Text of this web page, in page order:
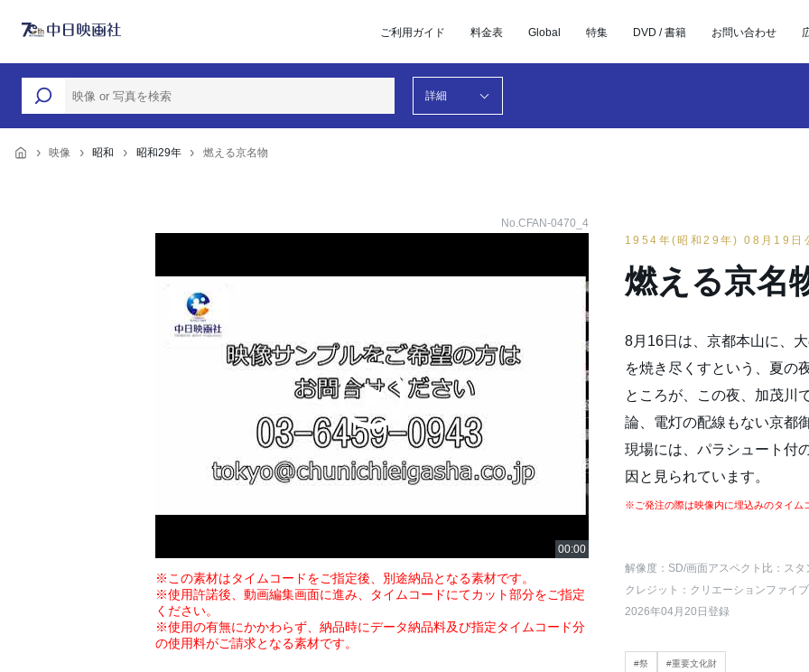
ご利用ガイド 料金表 Global 特集 DVD / 書籍 お問い合わせ
詳細
映像 昭和 昭和29年 燃える京名物
No.CFAN-0470_4
※この素材はタイムコードをご指定後、別途納品となる素材です。
※使用許諾後、動画編集画面に進み、タイムコードにてカット部分をご指定
ください。
※使用の有無にかかわらず、納品時にデータ納品料及び指定タイムコード分
の使用料がご請求となる素材です。
1954年(昭和29年) 08月19日
燃える京名
8月16日は、京都本山に、
を焼き尽くすという、夏の
ところが、この夜、加茂川
論、電灯の配線もない京都
現場には、パラシュート付
因と見られています。
※ご発注の際は映像内に埋込みのタイム
解像度：SD/画面アスペクト比：スタ
クレジット：クリエーションファイ
2026年04月20日登録
#祭 #重要文化財